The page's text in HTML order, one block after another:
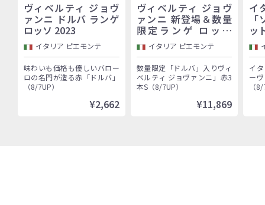
ヴィベルティ ジョヴ
ァンニ ドルバ ランゲ
ロッソ 2023
イタリア ピエモンテ
味わいも価格も優しいバロー
ロの名門が造る赤「ドルバ」
（8/7UP）
¥2,662
ヴィベルティ ジョヴ
ァンニ 新登場＆数量
限定ランゲ ロッソ
「ドルバ」入り！バロ
ーロ村で100年以上続
く歴史的生産者「ヴィ
ベルティ ジョヴァン
ニ」赤3本セット
イタリア ピエモンテ
数量限定「ドルバ」入りヴィ
ベルティ ジョヴァンニ」赤3
本S（8/7UP）
¥11,869
イ
ッ
イ
ー
（